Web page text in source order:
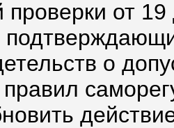
проверки от
о